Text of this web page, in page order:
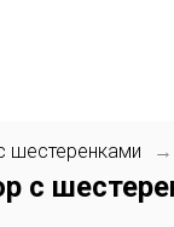
шестеренками →
с